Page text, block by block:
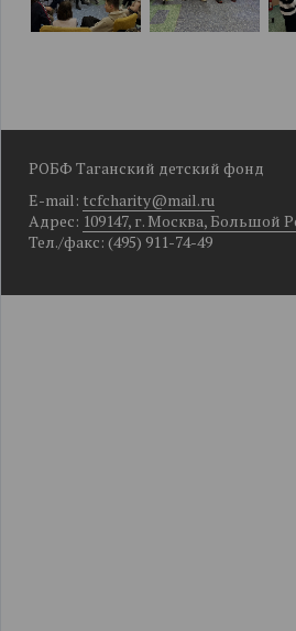
РОБФ Таганский детский фонд
E-mail: tcfcharity@mail.ru
Адрес: 109147, г. Москва, Большой
Тел./факс: (495) 911-74-49